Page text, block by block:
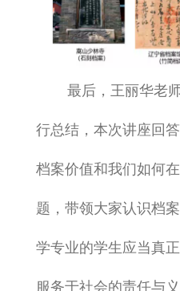
最后，王丽华老
行总结，本次讲座回
档案价值和我们如何
题，带领大家认识档
学专业的学生应当真
服务于社会的责任与